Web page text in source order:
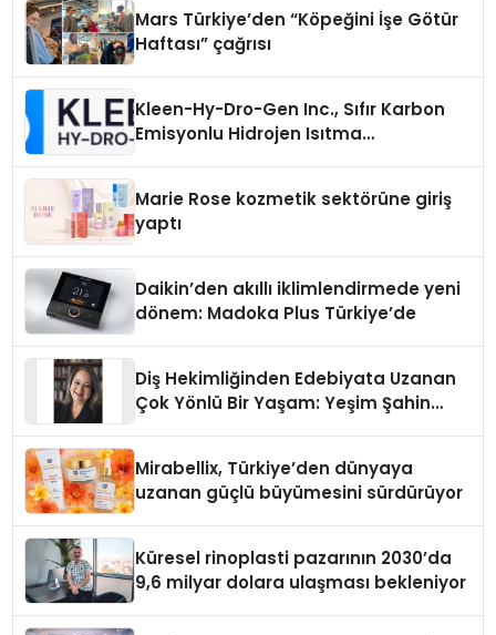
Mars Türkiye’den “Köpeğini İşe Götür
Haftası” çağrısı
Kleen-Hy-Dro-Gen Inc., Sıfır Karbon
Emisyonlu Hidrojen Isıtma
Marie Rose kozmetik sektörüne giriş
yaptı
Daikin’den akıllı iklimlendirmede yeni
dönem: Madoka Plus Türkiye’de
Diş Hekimliğinden Edebiyata Uzanan
Çok Yönlü Bir Yaşam: Yeşim Şahin
Mirabellix, Türkiye’den dünyaya
uzanan güçlü büyümesini sürdürüyor
Küresel rinoplasti pazarının 2030’da
9,6 milyar dolara ulaşması bekleniyor